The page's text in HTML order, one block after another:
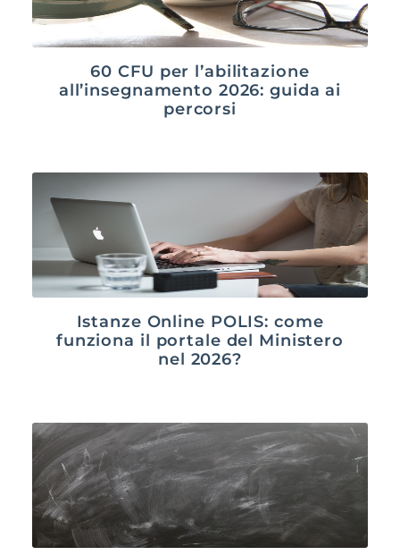
60 CFU per l’abilitazione
all’insegnamento 2026: guida ai
percorsi
Istanze Online POLIS: come
funziona il portale del Ministero
nel 2026?